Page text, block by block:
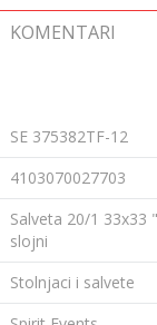
KOMENTARI
SE 375382TF-12
4103070027703
Salveta 20/1 33x33
slojni
Stolnjaci i salvete